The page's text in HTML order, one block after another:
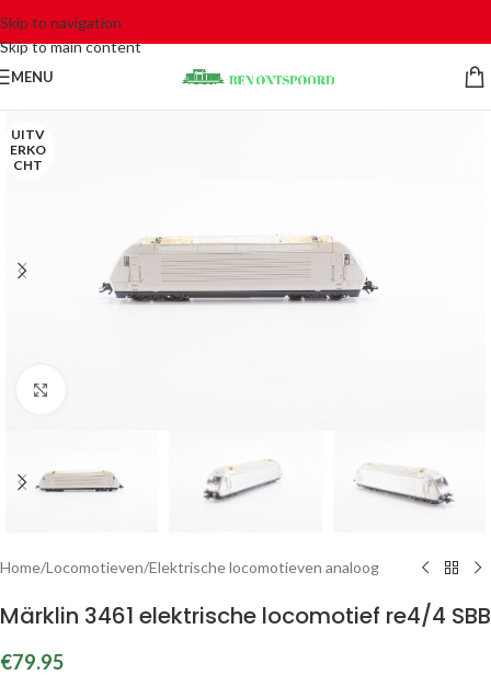
Skip to navigation
Skip to main content
MENU
UITV
ERKO
CHT
Home/Locomotieven/Elektrische locomotieven analoog
Märklin 3461 elektrische locomotief re4/4 SBB
€79.95